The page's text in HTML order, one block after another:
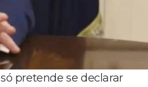
pretende se declarar